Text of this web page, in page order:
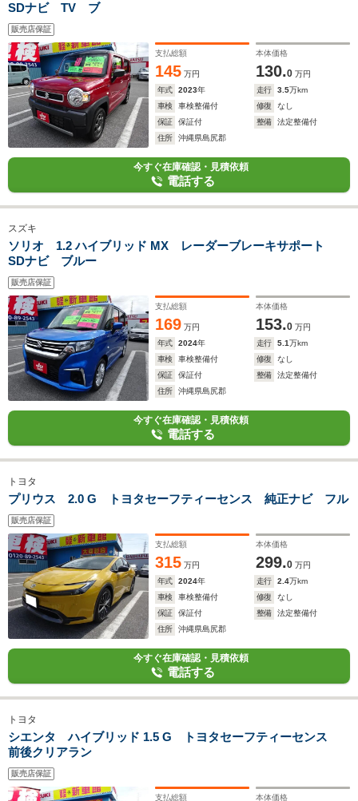
SDナビ TV ブ
販売店保証
支払総額
145 万円
本体価格
130.0 万円
年式
2023年 走行 3.5万km
車検
車検整備付 修復
なし
保証
保証付 整備
法定整備付
住所
沖縄県島尻郡
今すぐ在庫確認・見積依頼
電話する
スズキ
ソリオ 1.2 ハイブリッド MX レーダーブレーキサポート
SDナビ ブルー
販売店保証
支払総額
169 万円
本体価格
153.0 万円
年式
2024年 走行 5.1万km
車検
車検整備付 修復
なし
保証
保証付 整備
法定整備付
住所
沖縄県島尻郡
今すぐ在庫確認・見積依頼
電話する
トヨタ
プリウス 2.0 G トヨタセーフティーセンス 純正ナビ フル
販売店保証
支払総額
315 万円
本体価格
299.0 万円
年式
2024年 走行 2.4万km
車検
車検整備付 修復
なし
保証
保証付 整備
法定整備付
住所
沖縄県島尻郡
今すぐ在庫確認・見積依頼
電話する
トヨタ
シエンタ ハイブリッド 1.5 G トヨタセーフティーセンス
前後クリアラン
販売店保証
支払総額 本体価格